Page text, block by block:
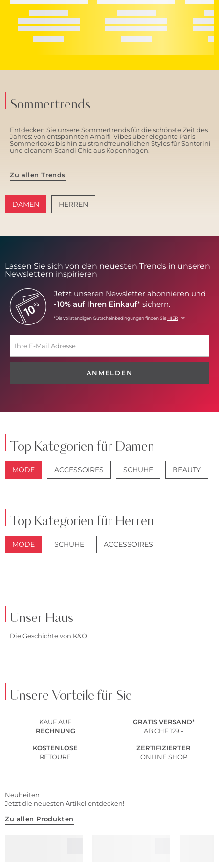
Sommertrends
Entdecken Sie unsere Sommertrends für die schönste Zeit des
Jahres: von entspannten Amalfi-Vibes über elegante Paris-
Sommerlooks bis hin zu strandfreundlichen Styles für Santorini
und cleanem Scandi Chic aus Kopenhagen.
Zu allen Trends
DAMEN HERREN
Lassen Sie sich von den neuesten Trends in unseren
Newslettern inspirieren
Jetzt unseren Newsletter abonnieren und
-10% auf Ihren Einkauf* sichern.
*Die vollständigen Gutscheinbedingungen finden Sie HIER
ANMELDEN
Top Kategorien für Damen
MODE ACCESSOIRES SCHUHE BEAUTY
Top Kategorien für Herren
MODE SCHUHE ACCESSOIRES
Unser Haus
Die Geschichte von K&Ö
Unsere Vorteile für Sie
KAUF AUF
RECHNUNG
GRATIS VERSAND*
AB CHF 129,-
KOSTENLOSE
RETOURE
ZERTIFIZIERTER
ONLINE SHOP
Neuheiten
Jetzt die neuesten Artikel entdecken!
Zu allen Produkten